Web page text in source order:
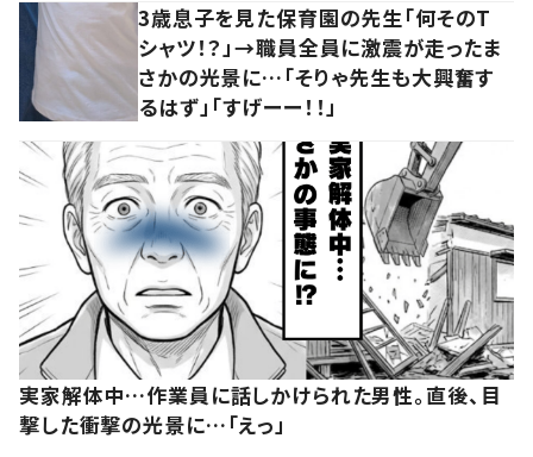
3歳息子を見た保育園の先生「何そのT
シャツ！？」→職員全員に激震が走ったま
さかの光景に…「そりゃ先生も大興奮す
るはず」「すげーー！！」
実家解体中…作業員に話しかけられた男性。直後、目
撃した衝撃の光景に…「えっ」